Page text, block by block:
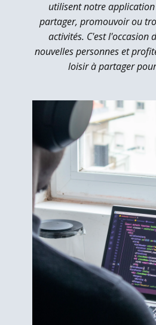
utilisent notre
partager, promouvoir ou
activités. C'est l'occasion
nouvelles personnes et
loisir à partager